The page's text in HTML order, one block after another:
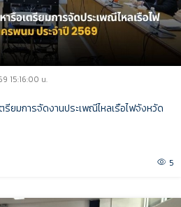
15:16:00 น.
ยมการจัดงานประเพณีไหลเรือไฟจังหวัด
5